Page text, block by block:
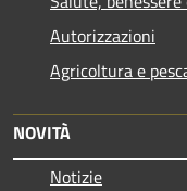
Autorizzazioni
Agricoltura e
NOVITÀ
Notizie